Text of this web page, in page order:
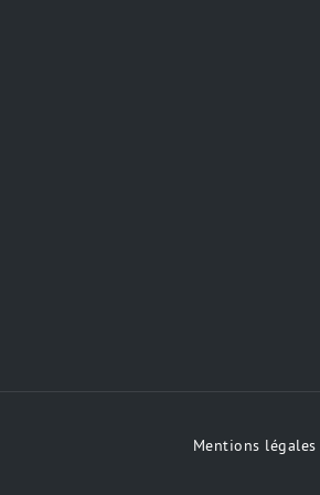
Mentions légales